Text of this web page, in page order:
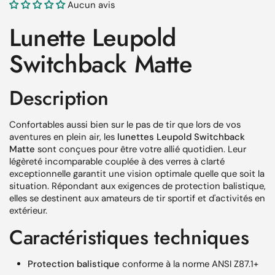
Aucun avis
Lunette Leupold
Switchback Matte
Description
Confortables aussi bien sur le pas de tir que lors de vos
aventures en plein air, les lunettes Leupold Switchback
Matte sont conçues pour être votre allié quotidien. Leur
légèreté incomparable couplée à des verres à clarté
exceptionnelle garantit une vision optimale quelle que soit la
situation. Répondant aux exigences de protection balistique,
elles se destinent aux amateurs de tir sportif et d'activités en
extérieur.
Caractéristiques techniques
Protection balistique conforme à la norme ANSI Z87.1+